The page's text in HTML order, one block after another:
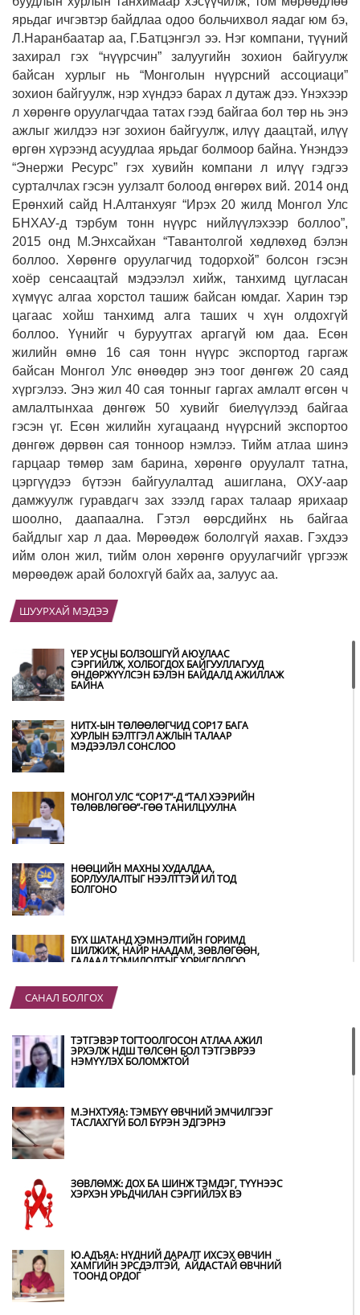
ярьдаг ичгэвтэр байдлаа одоо больчихвол яадаг юм бэ,
Л.Наранбаатар аа, Г.Батцэнгэл ээ. Нэг компани, түүний
захирал гэх “нүүрсчин” залуугийн зохион байгуулж
байсан хурлыг нь “Монголын нүүрсний ассоциаци”
зохион байгуулж, нэр хүндээ барах л дутаж дээ. Үнэхээр
л хөрөнгө оруулагчдаа татах гээд байгаа бол төр нь энэ
ажлыг жилдээ нэг зохион байгуулж, илүү даацтай, илүү
өргөн хүрээнд асуудлаа ярьдаг болмоор байна. Үнэндээ
“Энержи Ресурс” гэх хувийн компани л илүү гэдгээ
сурталчлах гэсэн уулзалт болоод өнгөрөх вий. 2014 онд
Ерөнхий сайд Н.Алтанхуяг “Ирэх 20 жилд Монгол Улс
БНХАУ-д тэрбум тонн нүүрс нийлүүлэхээр боллоо”,
2015 онд М.Энхсайхан “Тавантолгой хөдлөхөд бэлэн
боллоо. Хөрөнгө оруулагчид тодорхой” болсон гэсэн
хоёр сенсаацтай мэдээлэл хийж, танхимд цугласан
хүмүүс алгаа хорстол ташиж байсан юмдаг. Харин тэр
цагаас хойш танхимд алга таших ч хүн олдохгүй
боллоо. Үүнийг ч буруутгах аргагүй юм даа. Есөн
жилийн өмнө 16 сая тонн нүүрс экспортод гаргаж
байсан Монгол Улс өнөөдөр энэ тоог дөнгөж 20 саяд
хүргэлээ. Энэ жил 40 сая тонныг гаргах амлалт өгсөн ч
амлалтынхаа дөнгөж 50 хувийг биелүүлээд байгаа
гэсэн үг. Есөн жилийн хугацаанд нүүрсний экспортоо
дөнгөж дөрвөн сая тонноор нэмлээ. Тийм атлаа шинэ
гарцаар төмөр зам барина, хөрөнгө оруулалт татна,
цэргүүдээ бүтээн байгуулалтад ашиглана, ОХУ-аар
дамжуулж гуравдагч зах зээлд гарах талаар ярихаар
шоолно, даапаална. Гэтэл өөрсдийнх нь байгаа
байдлыг хар л даа. Мөрөөдөж бололгүй яахав. Гэхдээ
ийм олон жил, тийм олон хөрөнгө оруулагчийг үргээж
мөрөөдөж арай болохгүй байх аа, залуус аа.
ШУУРХАЙ МЭДЭЭ
ҮЕР УСНЫ БОЛЗОШГҮЙ АЮУЛААС
СЭРГИЙЛЖ, ХОЛБОГДОХ БАЙГУУЛЛАГУУД
ӨНДӨРЖҮҮЛСЭН БЭЛЭН БАЙДАЛД АЖИЛЛАЖ
БАЙНА
НИТХ-ЫН ТӨЛӨӨЛӨГЧИД COP17 БАГА
ХУРЛЫН БЭЛТГЭЛ АЖЛЫН ТАЛААР
МЭДЭЭЛЭЛ СОНСЛОО
МОНГОЛ УЛС “COP17”-Д “ТАЛ ХЭЭРИЙН
ТӨЛӨВЛӨГӨӨ”-ГӨӨ ТАНИЛЦУУЛНА
НӨӨЦИЙН МАХНЫ ХУДАЛДАА,
БОРЛУУЛАЛТЫГ НЭЭЛТТЭЙ ИЛ ТОД
БОЛГОНО
БҮХ ШАТАНД ХЭМНЭЛТИЙН ГОРИМД
ШИЛЖИЖ, НАЙР НААДАМ, ЗӨВЛӨГӨӨН,
ГАДААД ТОМИЛОЛТЫГ ХОРИГЛОЛОО
АВТОБЕНЗИН, ДИЗЕЛЬ ТҮЛШНИЙ ОНЦГОЙ
САНАЛ БОЛГОХ
ТЭТГЭВЭР ТОГТООЛГОСОН АТЛАА АЖИЛ
ЭРХЭЛЖ НДШ ТӨЛСӨН БОЛ ТЭТГЭВРЭЭ
НЭМҮҮЛЭХ БОЛОМЖТОЙ
М.ЭНХТУЯА: ТЭМБҮҮ ӨВЧНИЙ ЭМЧИЛГЭЭГ
ТАСЛАХГҮЙ БОЛ БҮРЭН ЭДГЭРНЭ
ЗӨВЛӨМЖ: ДОХ БА ШИНЖ ТЭМДЭГ, ТҮҮНЭЭС
ХЭРХЭН УРЬДЧИЛАН СЭРГИЙЛЭХ ВЭ
Ю.АДЪЯА: НҮДНИЙ ДАРАЛТ ИХСЭХ ӨВЧИН
ХАМГИЙН ЭРСДЭЛТЭЙ, АЙДАСТАЙ ӨВЧНИЙ
ТООНД ОРДОГ